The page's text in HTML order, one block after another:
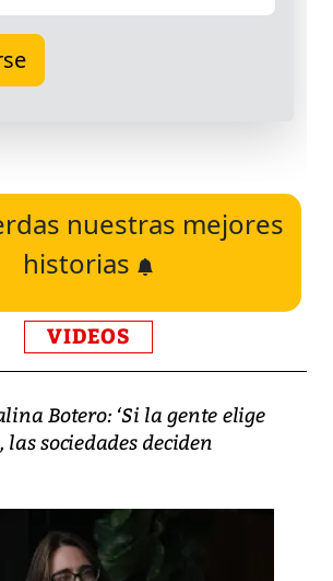
nuestras mejores
historias
VIDEOS
Botero: ‘Si la gente elige
sociedades deciden